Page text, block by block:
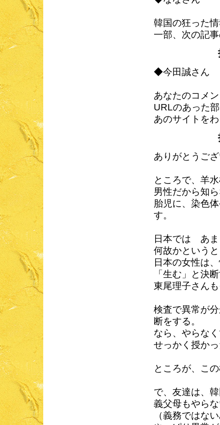
韓国の狂った
一部、次の記
◆今田誠さん
あなたのコメ
URLのあった
あのサイトを
ありがとうご
ところで、羊
男性だから知
胎児に、染色
す。
日本では あま
何故かという
日本の女性は
「生む」と決
東尾理子さん
検査で異常が
断をする。
なら、やらな
せっかく授か
ところが、こ
で、友達は、
義父母もやら
（義務ではな